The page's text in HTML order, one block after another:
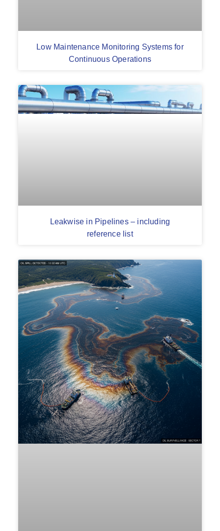
Low Maintenance Monitoring Systems for
Continuous Operations
Leakwise in Pipelines – including
reference list